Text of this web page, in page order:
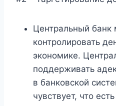
Центральный банк
контролировать
экономике.
поддерживать
в банковской
чувствует, что